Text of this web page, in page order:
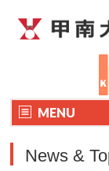
MENU
News &